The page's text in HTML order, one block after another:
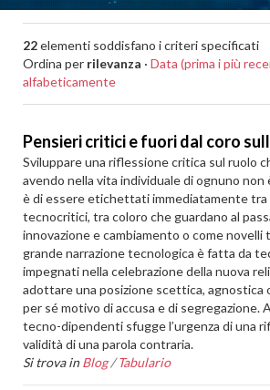
22elementi soddisfano i criteri specificati
Ordina per rilevanza · Data (prima i più
alfabeticamente
Pensieri critici e fuori dal coro
Sviluppare una riflessione critica sul ruolo
avendo nella vita individuale di ognuno non
è di essere etichettati immediatamente tra
tecnocritici, tra coloro che guardano al
innovazione e cambiamento o come novelli
grande narrazione tecnologica è fatta da
impegnati nella celebrazione della nuova
adottare una posizione scettica, agnostica
per sé motivo di accusa e di segregazione.
tecno-dipendenti sfugge l’urgenza di una
validità di una parola contraria.
Si trova in Blog /Tabulario